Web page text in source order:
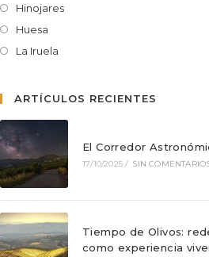
Hinojares
Huesa
La Iruela
ARTÍCULOS RECIENTES
El Corredor
17/10/2025 / SIN
Tiempo de Olivos:
como experiencia